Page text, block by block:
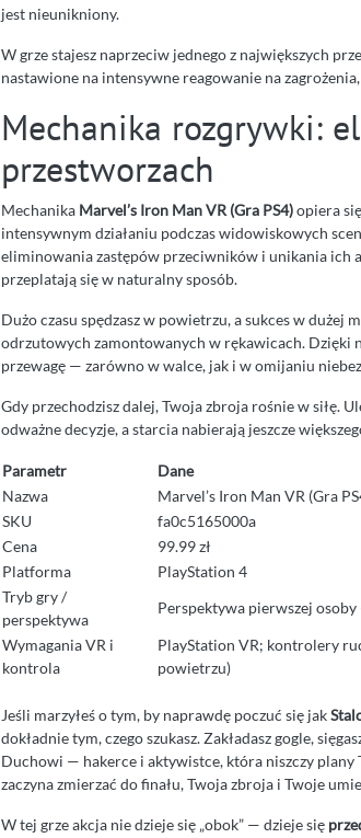
jest nieunikniony.
W grze stajesz naprzeciw jednego z największych
nastawione na intensywne reagowanie na
Mechanika rozgrywki:
przestworzach
Mechanika Marvel’s Iron Man VR (Gra PS4)opiera
intensywnym działaniu podczas widowiskowych
eliminowania zastępów przeciwników i unikania ich
przeplatają się w naturalny sposób.
Dużo czasu spędzasz w powietrzu, a sukces w dużej
odrzutowych zamontowanych w rękawicach. Dzięki
przewagę — zarówno w walce, jak i w omijaniu
Gdy przechodzisz dalej, Twoja zbroja rośnie w siłę.
odważne decyzje, a starcia nabierają jeszcze
Parametr
Dane
Nazwa
Marvel’s Iron Man VR (Gra
SKU
fa0c5165000a
Cena
99.99 zł
Platforma
PlayStation 4
Tryb gry /
perspektywa
Perspektywa pierwszej osoby
Wymagania VR i
kontrola
PlayStation VR; kontrolery
powietrzu)
Jeśli marzyłeś o tym, by naprawdę poczuć się jak
dokładnie tym, czego szukasz. Zakładasz gogle,
Duchowi — hakerce i aktywistce, która niszczy plany
zaczyna zmierzać do finału, Twoja zbroja i Twoje
W tej grze akcja nie dzieje się „obok” — dzieje się